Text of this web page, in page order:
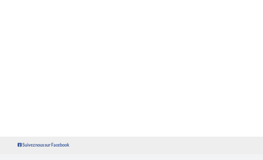
Suivez nous sur Facebook